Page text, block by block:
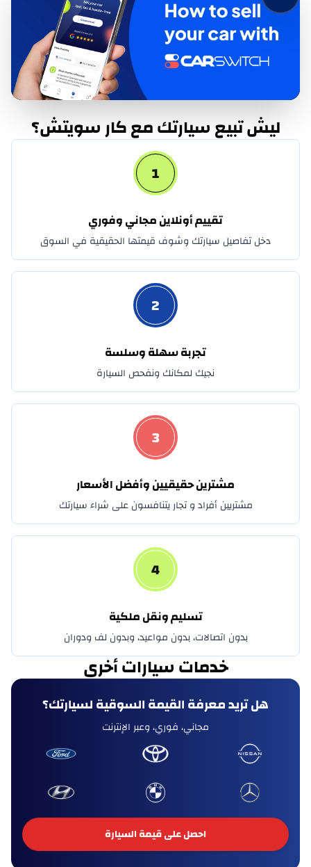
استون مارتن
أودي
بنتلي
بورجوارد
بوجاتي
بويك
BYD
شانجان
شيري
كرايسلر
سيتروين
CMC
دايهاتسو
دنزا
DFSK
دودج
دونغ فينغ
دورسن
ايجل
اكسيد
فاو بيسترن
فيراري
ليش تبيع سيارتك مع كار سويتش؟
1
تقييم أونلاين مجاني وفوري
دخل تفاصيل سيارتك وشوف قيمتها الحقيقية في السوق
2
تجربة سهلة وسلسة
نجيك لمكانك ونفحص السيارة
3
مشترين حقيقيين وأفضل الأسعار
مشتريين أفراد و تجار يتنافسون على شراء سيارتك
4
تسليم ونقل ملكية
بدون اتصالات، بدون مواعيد، وبدون لف ودوران
خدمات سيارات أخرى
هل تريد معرفة القيمة السوقية لسيارتك؟
مجاني، فوري، وعبر الإنترنت
احصل على قيمة السيارة